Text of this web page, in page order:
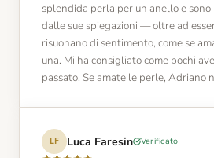
splendida perla per un anello e
dalle sue spiegazioni — oltre ad
risuonano di sentimento, come se
una. Mi ha consigliato come pochi
passato. Se amate le perle, Adriano
LF Luca Faresin Verificato